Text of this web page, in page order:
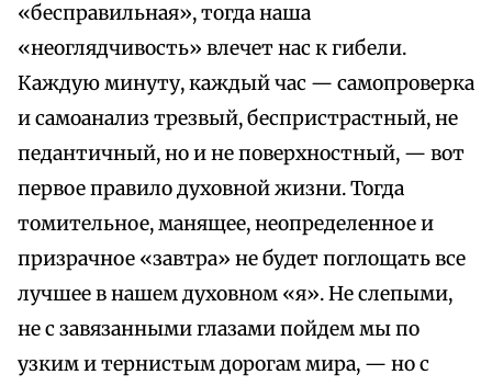
«бесправильная», тогда наша
«неоглядчивость» влечет нас к гибели.
Каждую минуту, каждый час — самопроверка
и самоанализ трезвый, беспристрастный, не
педантичный, но и не поверхностный, — вот
первое правило духовной жизни. Тогда
томительное, манящее, неопределенное и
призрачное «завтра» не будет поглощать все
лучшее в нашем духовном «я». Не слепыми,
не с завязанными глазами пойдем мы по
узким и тернистым дорогам мира, — но с